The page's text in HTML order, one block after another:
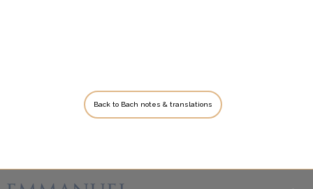
Back to Bach notes & translations